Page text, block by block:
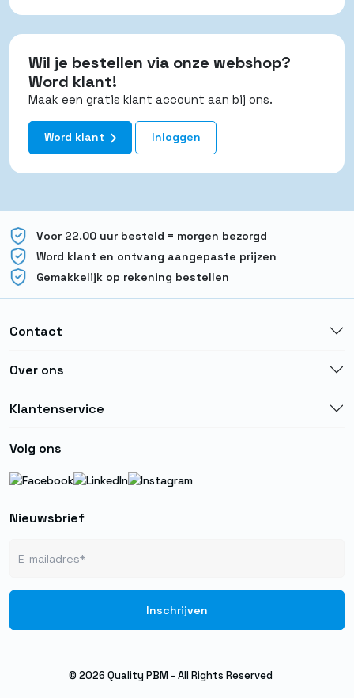
Wil je bestellen via onze webshop?
Word klant!
Maak een gratis klant account aan bij ons.
Word klant Inloggen
Voor 22.00 uur besteld = morgen bezorgd
Word klant en ontvang aangepaste prijzen
Gemakkelijk op rekening bestellen
Contact
Over ons
Klantenservice
Volg ons
Nieuwsbrief
© 2026 Quality PBM - All Rights Reserved